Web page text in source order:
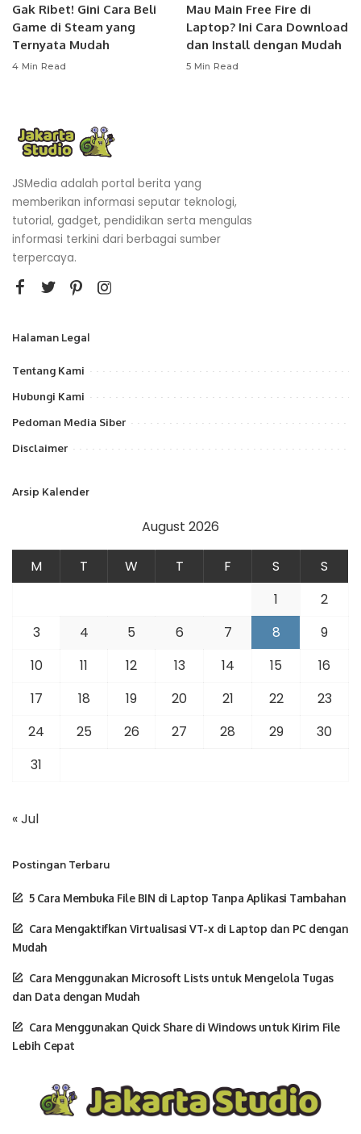
Gak Ribet! Gini Cara Beli
Game di Steam yang
Ternyata Mudah
4 Min Read
Mau Main Free Fire di
Laptop? Ini Cara Download
dan Install dengan Mudah
5 Min Read
JSMedia adalah portal berita yang
memberikan informasi seputar teknologi,
tutorial, gadget, pendidikan serta mengulas
informasi terkini dari berbagai sumber
terpercaya.
Halaman Legal
Tentang Kami
Hubungi Kami
Pedoman Media Siber
Disclaimer
Arsip Kalender
August 2026
M T W T F S
S
1
2
3
4 5 6 7 8
9
10
11 12 13 14 15
16
17
18 19 20 21 22
23
24
25 26 27 28 29
30
31
« Jul
Postingan Terbaru
5 Cara Membuka File BIN di Laptop Tanpa Aplikasi Tambahan
Cara Mengaktifkan Virtualisasi VT-x di Laptop dan PC dengan
Mudah
Cara Menggunakan Microsoft Lists untuk Mengelola Tugas
dan Data dengan Mudah
Cara Menggunakan Quick Share di Windows untuk Kirim File
Lebih Cepat